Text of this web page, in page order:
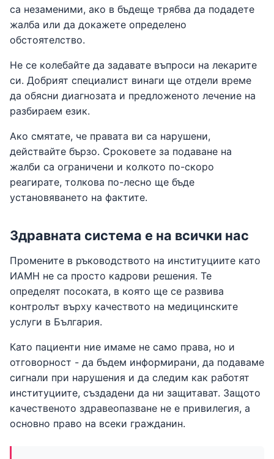
са незаменими, ако в бъдеще трябва да подадете
жалба или да докажете определено
обстоятелство.
Не се колебайте да задавате въпроси на лекарите
си. Добрият специалист винаги ще отдели време
да обясни диагнозата и предложеното лечение на
разбираем език.
Ако смятате, че правата ви са нарушени,
действайте бързо. Сроковете за подаване на
жалби са ограничени и колкото по-скоро
реагирате, толкова по-лесно ще бъде
установяването на фактите.
Здравната система е на всички нас
Промените в ръководството на институциите като
ИАМН не са просто кадрови решения. Те
определят посоката, в която ще се развива
контролът върху качеството на медицинските
услуги в България.
Като пациенти ние имаме не само права, но и
отговорност - да бъдем информирани, да подаваме
сигнали при нарушения и да следим как работят
институциите, създадени да ни защитават. Защото
качественото здравеопазване не е привилегия, а
основно право на всеки гражданин.